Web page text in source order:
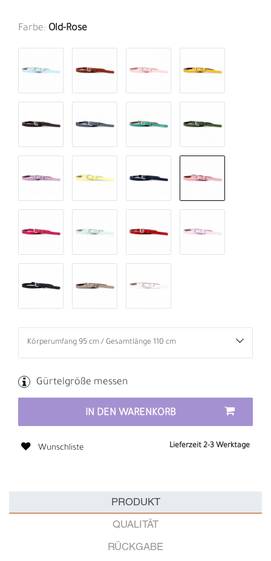
Farbe: Old-Rose
Gürtelgröße messen
IN DEN WARENKORB
Wunschliste Lieferzeit 2-3 Werktage
PRODUKT
QUALITÄT
RÜCKGABE